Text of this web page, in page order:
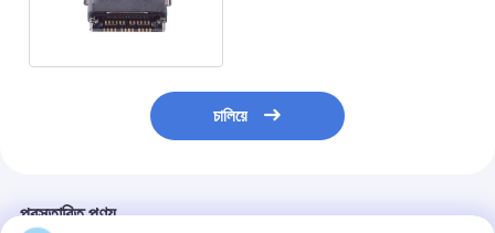
চালিয়ে
প্রস্তাবিত পণ্য